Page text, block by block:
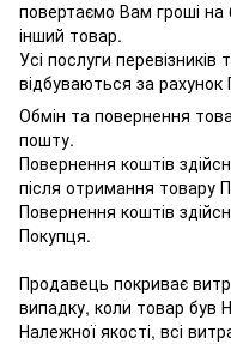
повертаємо Вам гроші на
інший товар.
Усі послуги перевізників
відбуваються за
Обмін та повернення
пошту.
Повернення коштів
після отримання товару
Повернення коштів
Покупця.
Продавець покриває
випадку, коли товар був
Належної якості, всі